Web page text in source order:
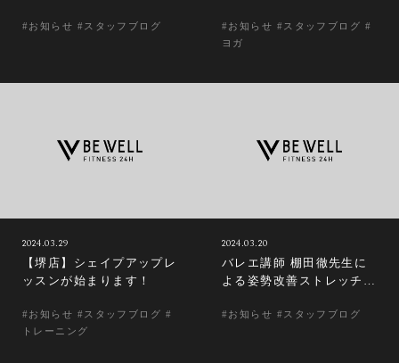
#お知らせ #スタッフブログ
#お知らせ #スタッフブログ #
ヨガ
2024.03.29
【堺店】シェイプアップレ
ッスンが始まります！
#お知らせ #スタッフブログ #
トレーニング
2024.03.20
バレエ講師 棚田徹先生に
よる姿勢改善ストレッチ
催されました！
#お知らせ #スタッフブログ